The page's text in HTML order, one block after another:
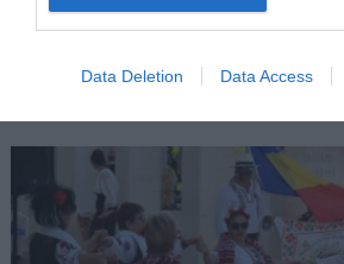
Data Deletion Data Access
DIASPORA
Concurs Roma-nia,